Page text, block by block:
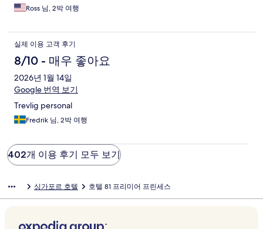
Ross 님, 2박 여행
실제 이용 고객 후기
8/10 - 매우 좋아요
2026년 1월 14일
Google 번역 보기
Trevlig personal
Fredrik 님, 2박 여행
402개 이용 후기 모두 보기
싱가포르 호텔 호텔 81 프리미어 프린세스